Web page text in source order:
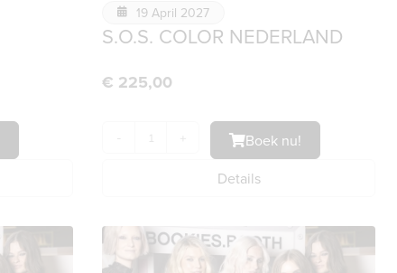
19 April 2027
S.O.S. COLOR NEDERLAND
€ 225,00
-
Boek nu!
Details